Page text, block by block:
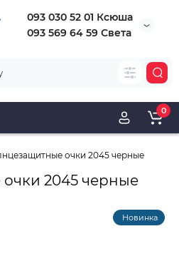
093 030 52 01 Ксюша
093 569 64 59 Света
0
очки 2045 черные
2045 черные
Новинка